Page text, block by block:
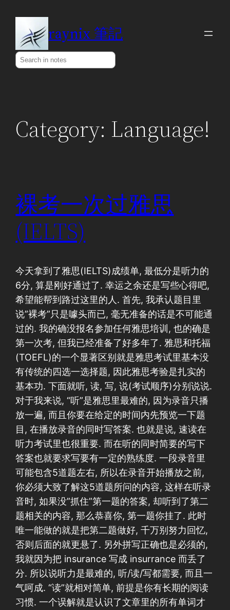
content
raynix 筆記
Search
Category: Language!
裸考一次过雅思
(IELTS)
今天拿到了雅思(IELTS)成绩单, 最低分是听力的
6分, 算是刚好通过了. 幸运之余还是写些心得吧,
希望能帮到路过这里的人. 首先, 我承认题目里
说”裸考”只是噱头而已, 毫无准备的话是不可能通
过的. 我的确没报名参加任何雅思培训, 也的确是
第一次考, 但我已经准备了好多年了. 雅思和托福
(TOEFL)的一个显著区别就是雅思考试里基本没
有传统的四选一选择题, 因此雅思考验是扎实的
基本功. 下面就听, 读, 写, 说(考试顺序)分别说说.
对于我来说, “听”是雅思里最难的, 因为录音只播
放一遍, 而且你要在给定的时间内先预览一下题
目, 在播放录音的同时写答案. 也就是说, 速读在
听力考试里也很重要. 而在听的同时简要的写下
答案也就要求写要有一定的熟练度. 一段录音里
可能包含5道题左右, 所以在录音开始播放之前,
你必须大致了解这5道题所问的内容, 这样在听录
音时, 如果没”抓住”第一题的答案, 却听到了第二
题相关的内容, 那么恭喜你, 第一题你挂了. 此时
唯一能做的就是把第二题做好, 千万别努力回忆,
否则后面的就更悬了. 另外拼写正确也是必须的,
我就因为把 insurance 写成 insurrance 而丢了
分. 所以说听力是最难的, 听/读/写都需要, 而且一
气呵成. “读”就相对简单, 前提是你有长期的阅读
习惯. 一个误解就是认识了文章里的所有单词才